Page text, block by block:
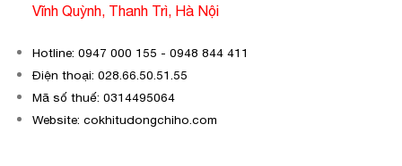
Vĩnh Quỳnh, Thanh Trì, Hà Nội
Hotline: 0947 000 155 - 0948 844 411
Điện thoại: 028.66.50.51.55
Mã số thuế: 0314495064
Website: cokhitudongchiho.com